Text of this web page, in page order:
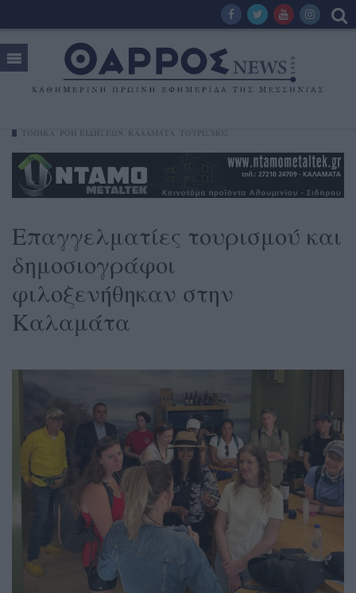
Επαγγελματίες τουρισμού και
δημοσιογράφοι
φιλοξενήθηκαν στην
Καλαμάτα